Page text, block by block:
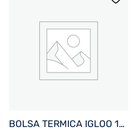
BOLSA TERMICA IGLOO 16 LATAS MAXCOLD AZUL 66114